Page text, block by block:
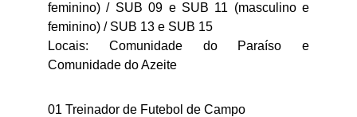
feminino) / SUB 09 e SUB 11 (masculino e
feminino) / SUB 13 e SUB 15
Locais: Comunidade do Paraíso e
Comunidade do Azeite
01 Treinador de Futebol de Campo